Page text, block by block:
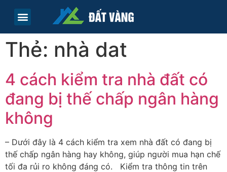
Thẻ: nhà dat
4 cách kiểm tra nhà đất có
đang bị thế chấp ngân hàng
không
– Dưới đây là 4 cách kiểm tra xem nhà đất có đang bị
thế chấp ngân hàng hay không, giúp người mua hạn chế
tối đa rủi ro không đáng có. Kiểm tra thông tin trên